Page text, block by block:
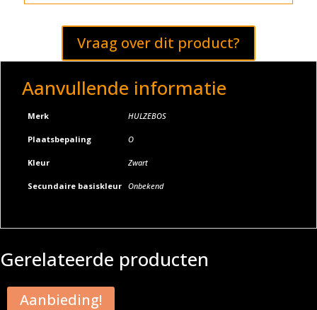
Vraag over dit product?
Aanvullende informatie
Merk HULZEBOS
Plaatsbepaling O
Kleur Zwart
Secundaire basiskleur Onbekend
Gerelateerde producten
Aanbieding!